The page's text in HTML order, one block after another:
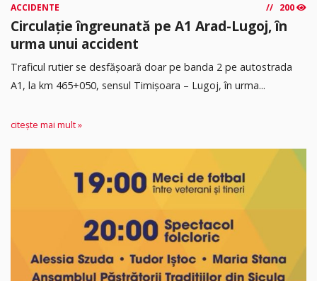
ACCIDENTE 200
Circulație îngreunată pe A1 Arad-Lugoj, în
urma unui accident
Traficul rutier se desfășoară doar pe banda 2 pe autostrada
A1, la km 465+050, sensul Timişoara – Lugoj, în urma...
citește mai mult »